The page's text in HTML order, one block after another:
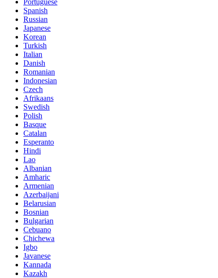
Portuguese
Spanish
Russian
Japanese
Korean
Turkish
Italian
Danish
Romanian
Indonesian
Czech
Afrikaans
Swedish
Polish
Basque
Catalan
Esperanto
Hindi
Lao
Albanian
Amharic
Armenian
Azerbaijani
Belarusian
Bosnian
Bulgarian
Cebuano
Chichewa
Igbo
Javanese
Kannada
Kazakh